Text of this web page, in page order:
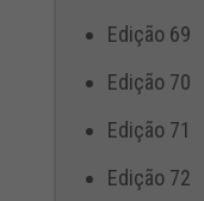
Edição 69
Edição 70
Edição 71
Edição 72